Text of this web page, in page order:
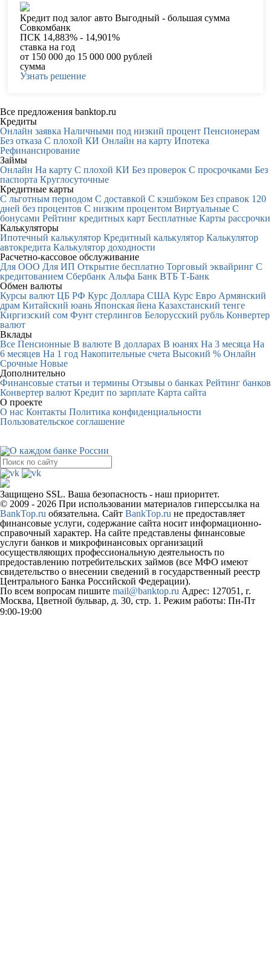
Кредит под залог авто Выгодный - большая сумма
Совкомбанк
ПСК 14,883% - 14,901%
ставка на год
от 150 000 до 15 000 000 рублей
сумма
Узнать решение
Все предложения banktop.ru
Кредиты
Онлайн заявка Наличными под низкий процент Пенсионерам
Без отказа С плохой КИ Онлайн на карту Ипотека
Рефинансирование
Займы
Онлайн На карту С плохой КИ Без проверок С просрочками Без
паспорта Круглосуточные
Кредитные карты
С льготным периодом С доставкой С кэшбэком Без справок 120
дней без процентов С низким процентом Виртуальные С
бонусами Рейтинг кредитных карт Бесплатные Карты рассрочки
Калькуляторы
Ипотечный калькулятор Кредитный калькулятор Калькулятор
автокредита Калькулятор доходности
Расчетно-кассовое обслуживание
Для ООО Для ИП Открытие бесплатно Торговый эквайринг С
кредитованием Сбербанк Альфа Банк ВТБ Т-Банк
Обмен валюты
Курсы валют ЦБ РФ Курс Доллара США Курс Евро Армянский
драм Китайский юань Японская йена Казахстанский тенге
Киргизский сом Фунт стерлингов Белорусский рубль Конвертер
валют
Вклады
Все Пенсионные В валюте В долларах В юанях На 3 месяца На
6 месяцев На 1 год Накопительные счета Высокий % Онлайн
Срочные Новые
Дополнительно
Финансовые статьи и термины Отзывы о банках Рейтинг банков
Конвертер валют Кредит по зарплате Карта сайта
О проекте
О нас Контакты Политика конфиденциальности
Пользовательское соглашение
Защищено SSL. Ваша безопасность - наш приоритет.
© 2009 - 2026 При использовании материалов гиперссылка на
BankTop.ru обязательна. Сайт BankTop.ru не предоставляет
финансовые услуги, содержание сайта носит информационно-
справочный характер. На сайте представлены финансовые
услуги банков и микрофинансовых организаций
осуществляющих профессиональную деятельность по
предоставлению потребительских займов (все МФО имеют
свидетельство о внесении сведений в государственный реестр
Центрального Банка Российской Федерации).
По всем вопросам пишите mail@banktop.ru Адрес: 127051, г.
Москва, Цветной бульвар, д. 30, стр. 1. Режим работы: Пн-Пт
9:00-19:00